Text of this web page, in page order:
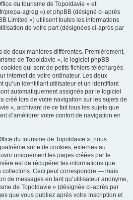
du tourisme de Topoldavie » et
prepa-agreg ») et phpBB (désigné ci-après
Limited ») utilisent toutes les informations
de votre part (désignées ci-après par
de deux manières différentes. Premièrement,
de Topoldavie », le logiciel phpBB
qui sont de petits fichiers téléchargés
internet de votre ordinateur. Les deux
qu’un identifiant utilisateur et un identifiant
automatiquement assignés par le logiciel
créé lors de votre navigation sur les sujets de
», archivant de ce fait tous les sujets que
d’améliorer votre confort de navigation en
du tourisme de Topoldavie », nous
sorte de cookies, externes au
uniquement les pages créées par le
est de récupérer les informations que
collectons. Ceci peut correspondre — mais
de messages en tant qu’utilisateur anonyme,
de Topoldavie » (désignée ci-après par
que vous publiez après votre inscription et